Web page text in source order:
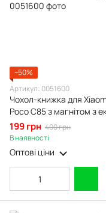
−50%
Артикул: 0051600
Чохол-книжка для
Poco C85 з магнітом з
шкіри з підставкою
199 грн 400 грн
В наявності
Оптові ціни